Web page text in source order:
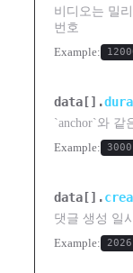
비디오는 밀
번호
Example:
data[].
`anchor`와 같
Example:
3000
data[].
댓글 생성 일
Example: